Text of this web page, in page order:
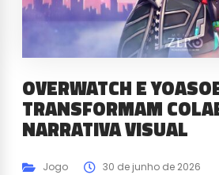
OVERWATCH E
TRANSFORMAM
NARRATIVA VISUAL
Jogo 30 de junho de 2026